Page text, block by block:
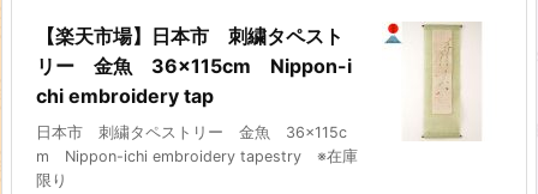
【楽天市場】日本市 刺繍タペスト
リー 金魚 36×115cm Nippon-i
chi embroidery tap
日本市 刺繍タペストリー 金魚 36×115c
m Nippon-ichi embroidery tapestry ※在庫
限り